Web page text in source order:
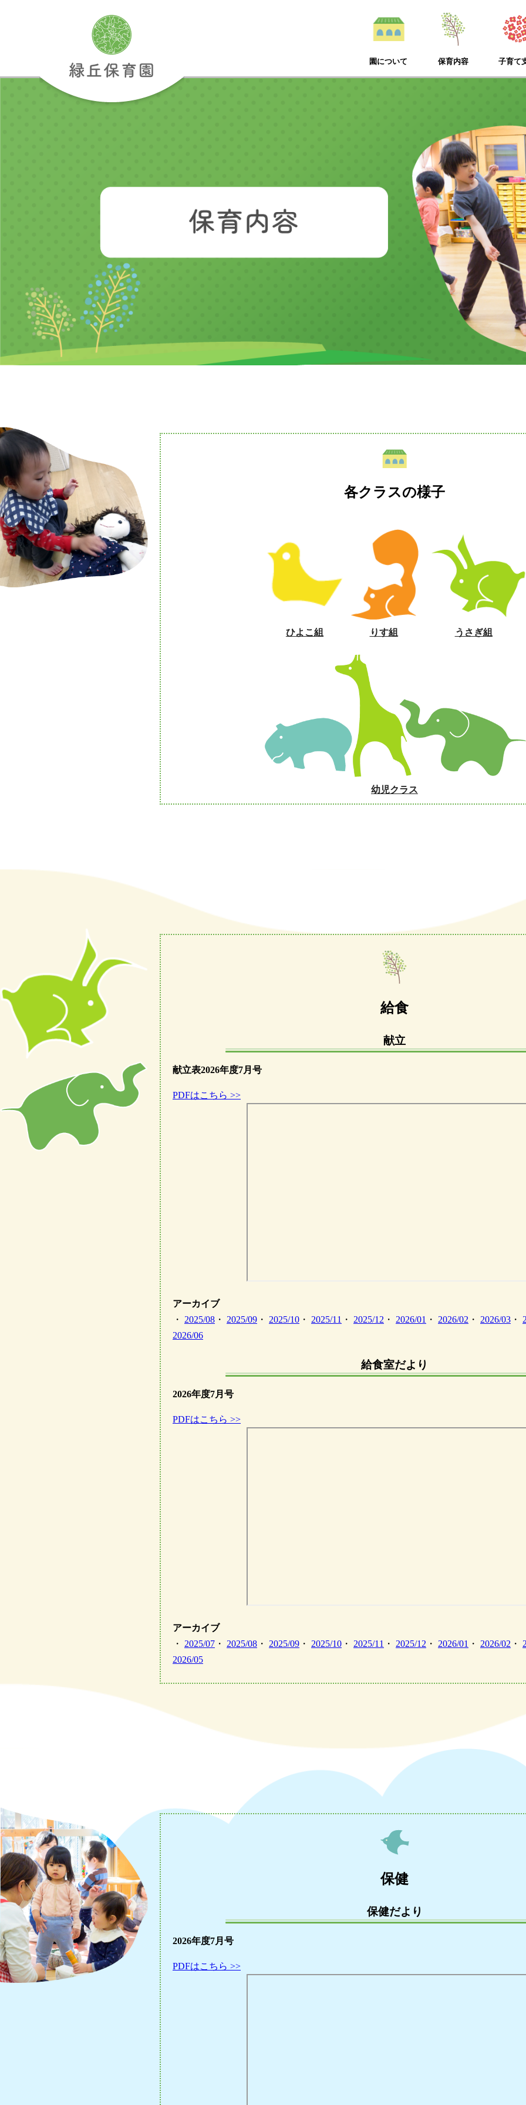
園について 保育内容 子育て
各クラスの様子
ひよこ組 りす組 うさぎ組
幼児クラス
給食
献立
献立表2026年度7月号
PDFはこちら >>
アーカイブ
・ 2025/08 ・ 2025/09 ・ 2025/10 ・ 2025/11 ・ 2025/12 ・ 2026/01 ・ 2026/02 ・ 2026/03 ・
2026/06
給食室だより
2026年度7月号
PDFはこちら >>
アーカイブ
・ 2025/07 ・ 2025/08 ・ 2025/09 ・ 2025/10 ・ 2025/11 ・ 2025/12 ・ 2026/01 ・ 2026/02 ・
2026/05
保健
保健だより
2026年度7月号
PDFはこちら >>